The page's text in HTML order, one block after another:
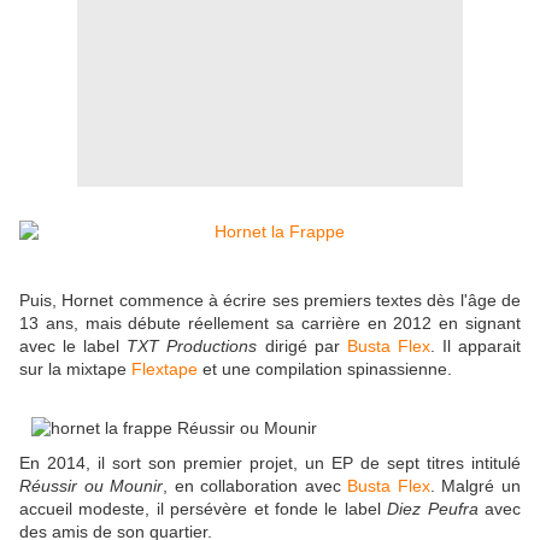
Puis, Hornet commence à écrire ses premiers textes dès l'âge de
13 ans, mais débute réellement sa carrière en 2012 en signant
avec le label TXT Productions dirigé par Busta Flex. Il apparait
sur la mixtape Flextape et une compilation spinassienne.
En 2014, il sort son premier projet, un EP de sept titres intitulé
Réussir ou Mounir , en collaboration avec Busta Flex. Malgré un
accueil modeste, il persévère et fonde le labelDiez Peufra avec
des amis de son quartier.